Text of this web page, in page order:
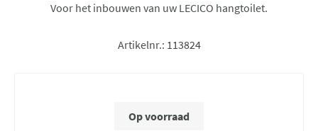
Voor het inbouwen van uw LECICO hangtoilet.
Artikelnr.: 113824
Op voorraad